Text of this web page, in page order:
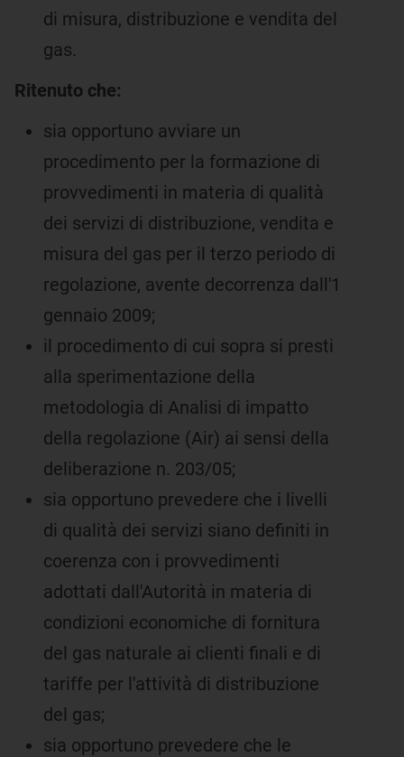
di misura, distribuzione e vendita del
gas.
Ritenuto che:
sia opportuno avviare un
procedimento per la formazione di
provvedimenti in materia di qualità
dei servizi di distribuzione, vendita e
misura del gas per il terzo periodo di
regolazione, avente decorrenza dall'1
gennaio 2009;
il procedimento di cui sopra si presti
alla sperimentazione della
metodologia di Analisi di impatto
della regolazione (Air) ai sensi della
deliberazione n. 203/05;
sia opportuno prevedere che i livelli
di qualità dei servizi siano definiti in
coerenza con i provvedimenti
adottati dall'Autorità in materia di
condizioni economiche di fornitura
del gas naturale ai clienti finali e di
tariffe per l'attività di distribuzione
del gas;
sia opportuno prevedere che le